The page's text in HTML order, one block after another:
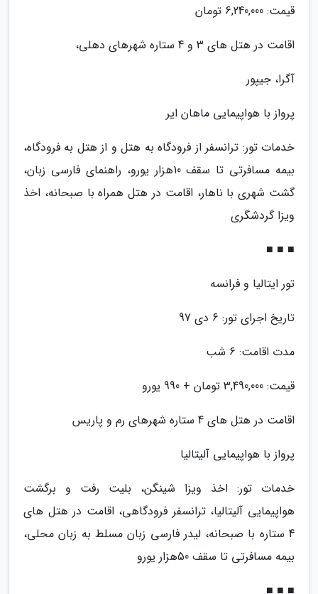
قیمت: 6,240,000 تومان
اقامت در هتل های 3 و 4 ستاره شهرهای دهلی،
آگرا، جیپور
پرواز با هواپیمایی ماهان ایر
خدمات تور: ترانسفر از فرودگاه به هتل و از هتل به فرودگاه،
بیمه مسافرتی تا سقف 10هزار یورو، راهنمای فارسی زبان،
گشت شهری با ناهار، اقامت در هتل همراه با صبحانه، اخذ
ویزا گردشگری
■ ■ ■
تور ایتالیا و فرانسه
تاریخ اجرای تور: 6 دی 97
مدت اقامت: 6 شب
قیمت: 3,490,000 تومان + 990 یورو
اقامت در هتل های 4 ستاره شهرهای رم و پاریس
پرواز با هواپیمایی آلیتالیا
خدمات تور: اخذ ویزا شینگن، بلیت رفت و برگشت
هواپیمایی آلیتالیا، ترانسفر فرودگاهی، اقامت در هتل های
4 ستاره با صبحانه، لیدر فارسی زبان مسلط به زبان محلی،
بیمه مسافرتی تا سقف 50هزار یورو